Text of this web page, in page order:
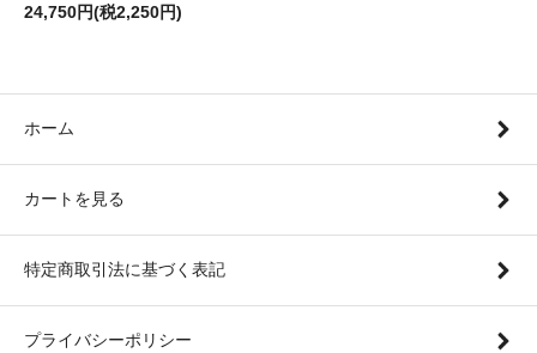
24,750円(税2,250円)
ホーム
カートを見る
特定商取引法に基づく表記
プライバシーポリシー